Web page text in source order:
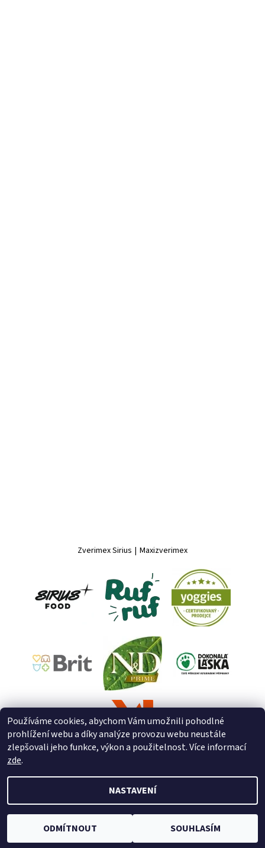
Zverimex Sirius | Maxizverimex
cookies
Používáme cookies, abychom Vám umožnili pohodlné
prohlížení webu a díky analýze provozu webu neustále
zlepšovali jeho funkce, výkon a použitelnost. Více informací
zde.
NASTAVENÍ
ODMÍTNOUT SOUHLASÍM